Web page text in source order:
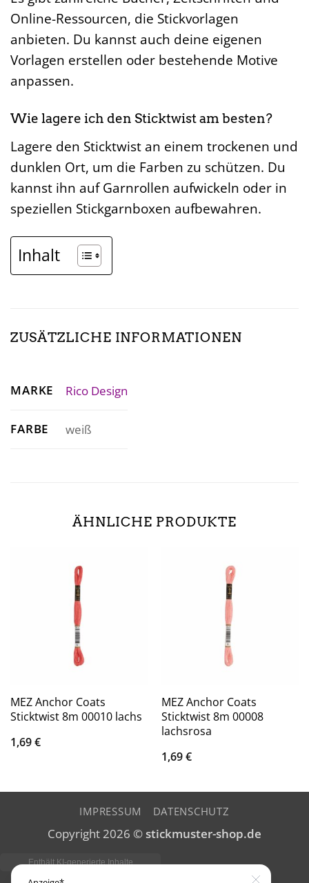
Online-Ressourcen, die Stickvorlagen
anbieten. Du kannst auch deine eigenen
Vorlagen erstellen oder bestehende Motive
anpassen.
Wie lagere ich den Sticktwist am besten?
Lagere den Sticktwist an einem trockenen und
dunklen Ort, um die Farben zu schützen. Du
kannst ihn auf Garnrollen aufwickeln oder in
speziellen Stickgarnboxen aufbewahren.
Inhalt
ZUSÄTZLICHE INFORMATIONEN
MARKE Rico Design
FARBE weiß
ÄHNLICHE PRODUKTE
MEZ Anchor Coats
Sticktwist 8m 00010 lachs
1,69€
MEZ Anchor Coats
Sticktwist 8m 00008
lachsrosa
1,69€
IMPRESSUM DATENSCHUTZ
Copyright 2026 ©stickmuster-shop.de